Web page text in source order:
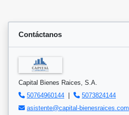
Contáctanos
Capital Bienes Raices, S.A.
50764960144 |
5073824144
asistente@capital-bienesraices.com